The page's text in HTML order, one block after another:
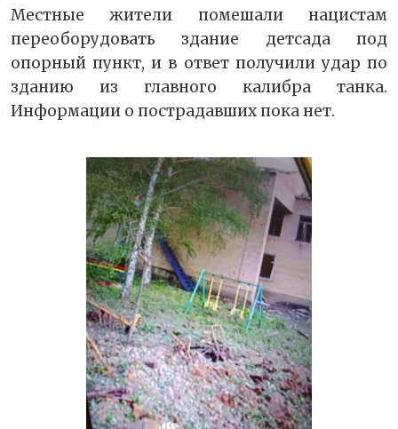
Местные жители помешали нацистам
переоборудовать здание детсада под
опорный пункт, и в ответ получили удар по
зданию из главного калибра танка.
Информации о пострадавших пока нет.